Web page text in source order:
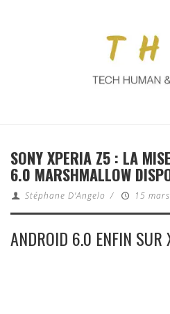
SONY XPERIA Z5 : LA
6.0 MARSHMALLOW
Stéphane D'Angelo / 15
ANDROID 6.0 ENFIN SUR